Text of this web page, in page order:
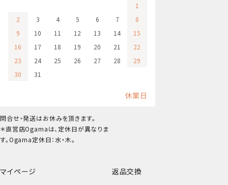
マイページ
返品交換
1
2
3 4 5 6 7
8
9
10 11 12 13 14
15
16
17 18 19 20 21
22
23
24 25 26 27 28
29
30
31
休業日
問合せ・発送はお休みを頂きます。
＊直営店Ogamaは、定休日が異なりま
す。Ogama定休日：水・木。